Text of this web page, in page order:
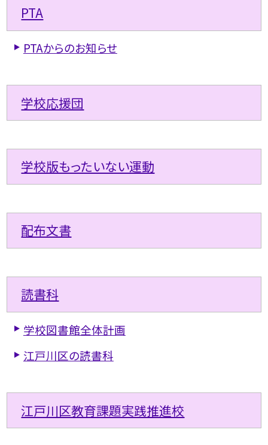
PTA
PTAからのお知らせ
学校応援団
学校版もったいない運動
配布文書
読書科
学校図書館全体計画
江戸川区の読書科
江戸川区教育課題実践推進校